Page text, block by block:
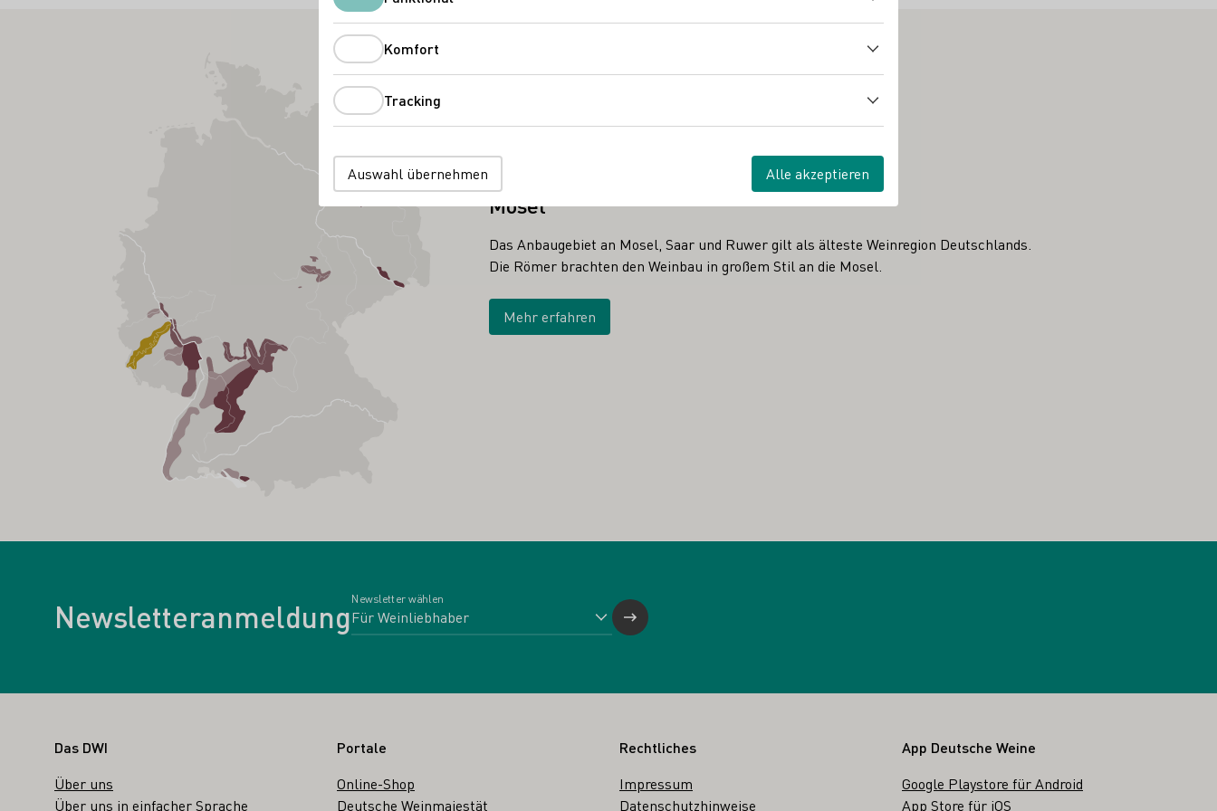
Mosel
Das Anbaugebiet an Mosel, Saar und Ruwer gilt als älteste Weinregion Deutschlands.
Die Römer brachten den Weinbau in großem Stil an die Mosel.
Mehr erfahren
Newsletteranmeldung
Newsletter wählen
Fußbereich
Das DWI
Über uns
Über uns in einfacher Sprache
Portale
Online-Shop
Deutsche Weinmajestät
Rechtliches
Impressum
Datenschutzhinweise
Funktional
Komfort
Tracking
Auswahl übernehmen Alle akzeptieren
App Deutsche Weine
Google Playstore für Android
App Store für iOS